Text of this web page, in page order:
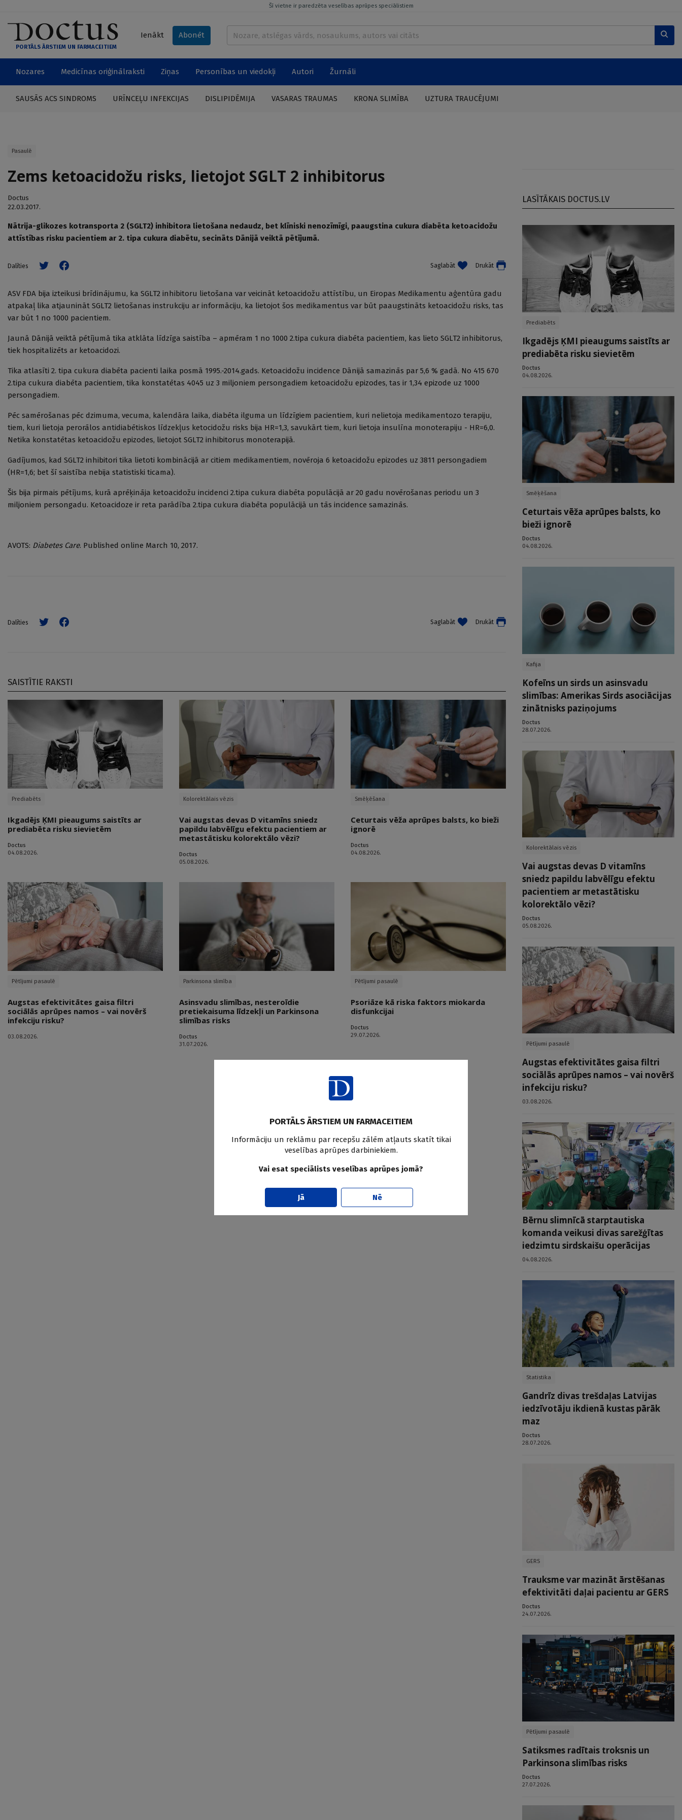
Šī vietne ir paredzēta veselības aprūpes speciālistiem
PORTĀLS ĀRSTIEM UN FARMACEITIEM
Ienākt Abonēt
Nozares Medicīnas oriģinālraksti Ziņas Personības un viedokļi Autori Žurnāli
SAUSĀS ACS SINDROMS URĪNCEĻU INFEKCIJAS DISLIPIDĒMIJA VASARAS TRAUMAS KRONA SLIMĪBA UZTURA TRAUCĒJUMI
Pasaulē
Zems ketoacidožu risks, lietojot SGLT 2 inhibitorus
Doctus
22.03.2017.
Nātrija-glikozes kotransporta 2 (SGLT2) inhibitora lietošana nedaudz, bet klīniski nenozīmīgi, paaugstina cukura diabēta ketoacidožu
attīstības risku pacientiem ar 2. tipa cukura diabētu, secināts Dānijā veiktā pētījumā.
Dalīties Saglabāt Drukāt
ASV FDA bija izteikusi brīdinājumu, ka SGLT2 inhibitoru lietošana var veicināt ketoacidožu attīstību, un Eiropas Medikamentu aģentūra gadu
atpakaļ lika atjaunināt SGLT2 lietošanas instrukciju ar informāciju, ka lietojot šos medikamentus var būt paaugstināts ketoacidožu risks, tas
var būt 1 no 1000 pacientiem.
Jaunā Dānijā veiktā pētījumā tika atklāta līdzīga saistība – apmēram 1 no 1000 2.tipa cukura diabēta pacientiem, kas lieto SGLT2 inhibitorus,
tiek hospitalizēts ar ketoacidozi.
Tika atlasīti 2. tipa cukura diabēta pacienti laika posmā 1995.-2014.gads. Ketoacidožu incidence Dānijā samazinās par 5,6 % gadā. No 415 670
2.tipa cukura diabēta pacientiem, tika konstatētas 4045 uz 3 miljoniem persongadiem ketoacidožu epizodes, tas ir 1,34 epizode uz 1000
persongadiem.
Pēc samērošanas pēc dzimuma, vecuma, kalendāra laika, diabēta ilguma un līdzīgiem pacientiem, kuri nelietoja medikamentozo terapiju,
tiem, kuri lietoja perorālos antidiabētiskos līdzekļus ketocidožu risks bija HR=1,3, savukārt tiem, kuri lietoja insulīna monoterapiju - HR=6,0.
Netika konstatētas ketoacidožu epizodes, lietojot SGLT2 inhibitorus monoterapijā.
Gadījumos, kad SGLT2 inhibitori tika lietoti kombinācijā ar citiem medikamentiem, novēroja 6 ketoacidožu epizodes uz 3811 persongadiem
(HR=1,6; bet šī saistība nebija statistiski ticama).
Šis bija pirmais pētījums, kurā aprēķināja ketoacidožu incidenci 2.tipa cukura diabēta populācijā ar 20 gadu novērošanas periodu un 3
miljoniem persongadu. Ketoacidoze ir reta parādība 2.tipa cukura diabēta populācijā un tās incidence samazinās.
AVOTS: Diabetes Care. Published online March 10, 2017.
Dalīties Saglabāt Drukāt
SAISTĪTIE RAKSTI
Prediabēts
Ikgadējs ĶMI pieaugums saistīts ar
prediabēta risku sievietēm
Doctus
04.08.2026.
Kolorektālais vēzis
Vai augstas devas D vitamīns sniedz
papildu labvēlīgu efektu pacientiem ar
metastātisku kolorektālo vēzi?
Doctus
05.08.2026.
Smēķēšana
Ceturtais vēža aprūpes balsts, ko bieži
ignorē
Doctus
04.08.2026.
Pētījumi pasaulē
Augstas efektivitātes gaisa filtri
sociālās aprūpes namos – vai novērš
infekciju risku?
03.08.2026.
Parkinsona slimība
Asinsvadu slimības, nesteroīdie
pretiekaisuma līdzekļi un Parkinsona
slimības risks
Doctus
31.07.2026.
Pētījumi pasaulē
Psoriāze kā riska faktors miokarda
disfunkcijai
Doctus
29.07.2026.
LASĪTĀKAIS DOCTUS.LV
Prediabēts
Ikgadējs ĶMI pieaugums saistīts ar
prediabēta risku sievietēm
Doctus
04.08.2026.
Smēķēšana
Ceturtais vēža aprūpes balsts, ko
bieži ignorē
Doctus
04.08.2026.
Kafija
Kofeīns un sirds un asinsvadu
slimības: Amerikas Sirds asociācijas
zinātnisks paziņojums
Doctus
28.07.2026.
Kolorektālais vēzis
Vai augstas devas D vitamīns
sniedz papildu labvēlīgu efektu
pacientiem ar metastātisku
kolorektālo vēzi?
Doctus
05.08.2026.
Pētījumi pasaulē
Augstas efektivitātes gaisa filtri
sociālās aprūpes namos – vai novērš
infekciju risku?
03.08.2026.
Bērnu slimnīcā starptautiska
komanda veikusi divas sarežģītas
iedzimtu sirdskaišu operācijas
04.08.2026.
Statistika
Gandrīz divas trešdaļas Latvijas
iedzīvotāju ikdienā kustas pārāk
maz
Doctus
28.07.2026.
GERS
Trauksme var mazināt ārstēšanas
efektivitāti daļai pacientu ar GERS
Doctus
24.07.2026.
Pētījumi pasaulē
Satiksmes radītais troksnis un
Parkinsona slimības risks
Doctus
27.07.2026.
PORTĀLS ĀRSTIEM UN FARMACEITIEM
Informāciju un reklāmu par recepšu zālēm atļauts skatīt tikai
veselības aprūpes darbiniekiem.
Vai esat speciālists veselības aprūpes jomā?
Jā Nē